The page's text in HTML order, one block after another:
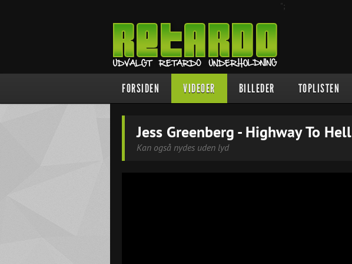
";
FORSIDEN VIDEOER BILLEDER TOPLISTEN
Jess Greenberg - Highway To Hell
Kan også nydes uden lyd